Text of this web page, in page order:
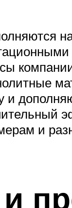
и